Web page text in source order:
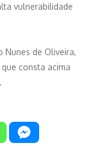
vulnerabilidade
Nunes de Oliveira,
consta acima